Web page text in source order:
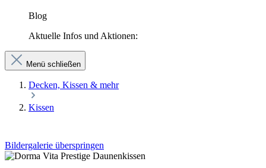
Blog
Aktuelle Infos und Aktionen:
Menü schließen
Decken, Kissen & mehr
Kissen
Bildergalerie überspringen